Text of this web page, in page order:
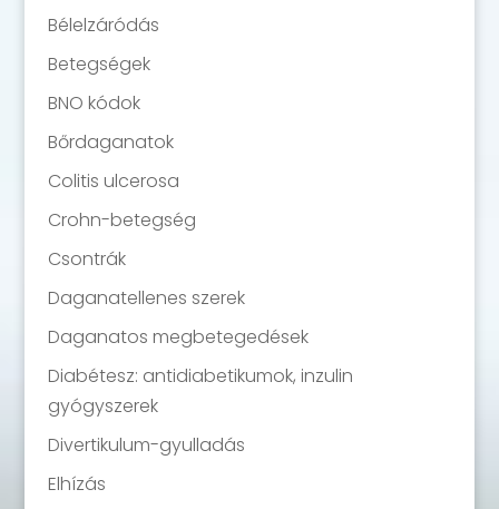
Bélelzáródás
Betegségek
BNO kódok
Bőrdaganatok
Colitis ulcerosa
Crohn-betegség
Csontrák
Daganatellenes szerek
Daganatos megbetegedések
Diabétesz: antidiabetikumok, inzulin
gyógyszerek
Divertikulum-gyulladás
Elhízás